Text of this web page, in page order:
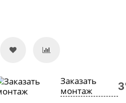
Заказать
монтаж